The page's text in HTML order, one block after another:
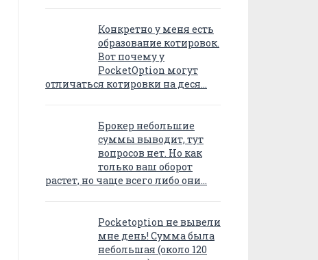
Конкретно у меня есть
образование котировок.
Вот почему у
PocketOption могут
отличаться котировки на деся…
Брокер небольшие
суммы выводит, тут
вопросов нет. Но как
только ваш оборот
растет, но чаще всего либо они…
Pocketoption не вывели
мне день! Сумма была
небольшая (около 120